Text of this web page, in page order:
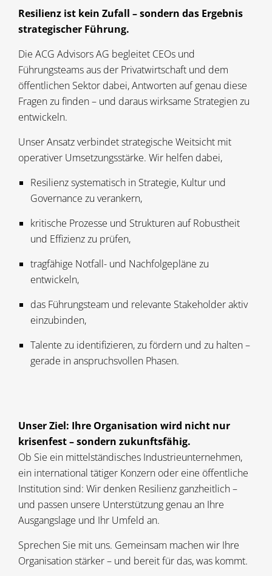
Resilienz ist kein Zufall – sondern das Ergebnis
strategischer Führung.
Die ACG Advisors AG begleitet CEOs und
Führungsteams aus der Privatwirtschaft und dem
öffentlichen Sektor dabei, Antworten auf genau diese
Fragen zu finden – und daraus wirksame Strategien zu
entwickeln.
Unser Ansatz verbindet strategische Weitsicht mit
operativer Umsetzungsstärke. Wir helfen dabei,
Resilienz systematisch in Strategie, Kultur und
Governance zu verankern,
kritische Prozesse und Strukturen auf Robustheit
und Effizienz zu prüfen,
tragfähige Notfall- und Nachfolgepläne zu
entwickeln,
das Führungsteam und relevante Stakeholder aktiv
einzubinden,
Talente zu identifizieren, zu fördern und zu halten –
gerade in anspruchsvollen Phasen.
Unser Ziel: Ihre Organisation wird nicht nur
krisenfest – sondern zukunftsfähig.
Ob Sie ein mittelständisches Industrieunternehmen,
ein international tätiger Konzern oder eine öffentliche
Institution sind: Wir denken Resilienz ganzheitlich –
und passen unsere Unterstützung genau an Ihre
Ausgangslage und Ihr Umfeld an.
Sprechen Sie mit uns. Gemeinsam machen wir Ihre
Organisation stärker – und bereit für das, was kommt.